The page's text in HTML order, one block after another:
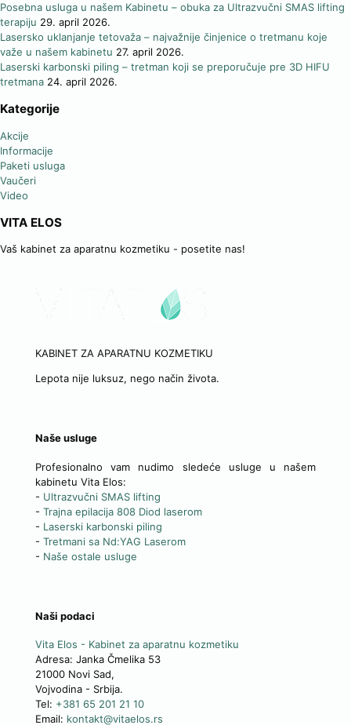
Posebna usluga u našem Kabinetu – obuka za Ultrazvučni SMAS lifting
terapiju 29. april 2026.
Lasersko uklanjanje tetovaža – najvažnije činjenice o tretmanu koje
važe u našem kabinetu 27. april 2026.
Laserski karbonski piling – tretman koji se preporučuje pre 3D HIFU
tretmana 24. april 2026.
Kategorije
Akcije
Informacije
Paketi usluga
Vaučeri
Video
VITA ELOS
Vaš kabinet za aparatnu kozmetiku - posetite nas!
KABINET ZA APARATNU KOZMETIKU
Lepota nije luksuz, nego način života.
Naše usluge
Profesionalno vam nudimo sledeće usluge u našem
kabinetu Vita Elos:
- Ultrazvučni SMAS lifting
- Trajna epilacija 808 Diod laserom
- Laserski karbonski piling
- Tretmani sa Nd:YAG Laserom
- Naše ostale usluge
Naši podaci
Vita Elos - Kabinet za aparatnu kozmetiku
Adresa: Janka Čmelika 53
21000 Novi Sad,
Vojvodina - Srbija.
Tel: +381 65 201 21 10
Email: kontakt@vitaelos.rs